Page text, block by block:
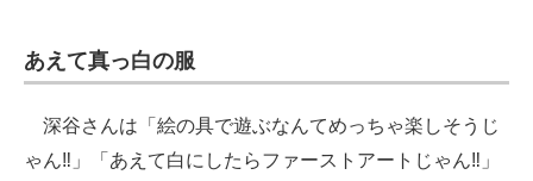
あえて真っ白の服
深谷さんは「絵の具で遊ぶなんてめっちゃ楽しそうじ
ゃん‼︎」「あえて白にしたらファーストアートじゃん‼︎」